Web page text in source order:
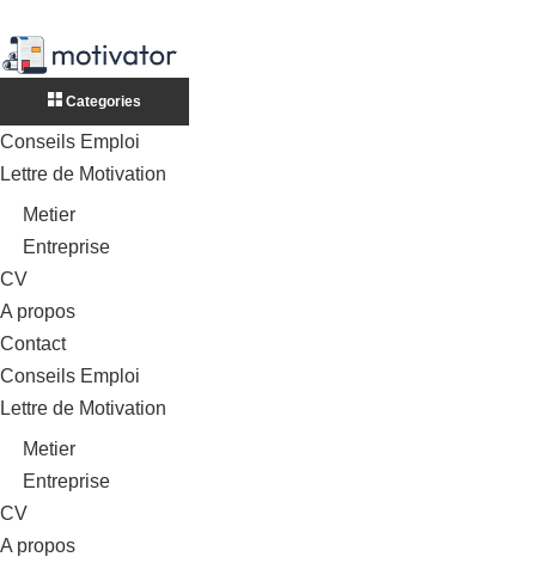
Categories
Conseils Emploi
Lettre de Motivation
Metier
Entreprise
CV
A propos
Contact
Conseils Emploi
Lettre de Motivation
Metier
Entreprise
CV
A propos